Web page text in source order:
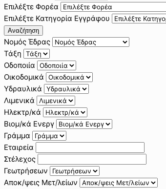
Επιλέξτε Φορέα
Επιλέξτε Κατηγορία Εγγράφου
Αναζήτηση
Νομός Έδρας
Τάξη
Οδοποιία
Οικοδομικά
Υδραυλικά
Λιμενικά
Ηλεκτρ/κά
Βιομ/κά Ενεργ
Γράμμα
Εταιρεία
Στέλεχος
Γεωτρήσεων
Αποκ/ψεις Μετ/λείων